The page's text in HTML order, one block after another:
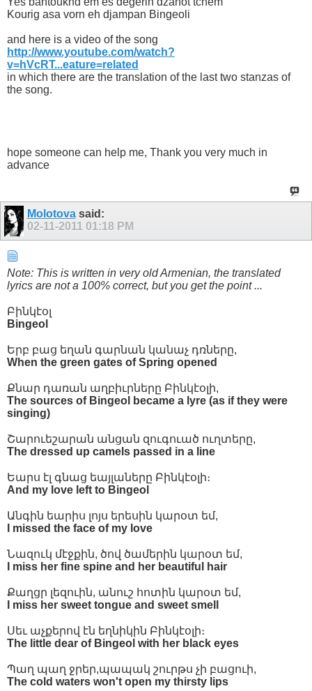
Kourig asa vorn eh djampan Bingeoli
and here is a video of the song
http://www.youtube.com/watch?
v=hVcRT...eature=related
in which there are the translation of the last two stanzas of
the song.
hope someone can help me, Thank you very much in
advance
Molotovasaid:
02-11-2011 01:18 PM
Note: This is written in very old Armenian, the translated
lyrics are not a 100% correct, but you get the point ...
Բինկէօլ
Bingeol
Երբ բաց եղան գարնան կանաչ դռները,
When the green gates of Spring opened
Քնար դառան աղբիւրները Բինկէօլի,
The sources of Bingeol became a lyre (as if they were
singing)
Շարուեշարան անցան զուգուած ուղտերը,
The dressed up camels passed in a line
Եարս էլ գնաց եայլաները Բինկէօլի։
And my love left to Bingeol
Անգին եարիս լոյս երեսին կարօտ եմ,
I missed the face of my love
Նազուկ մէջքին, ծով ծամերին կարօտ եմ,
I miss her fine spine and her beautiful hair
Քաղցր լեզուին, անուշ հոտին կարօտ եմ,
I miss her sweet tongue and sweet smell
Սեւ աչքերով էն եղնիկին Բինկէօլի։
The little dear of Bingeol with her black eyes
Պաղ պաղ ջրեր,պապակ շուրթս չի բացուի,
The cold waters won't open my thirsty lips